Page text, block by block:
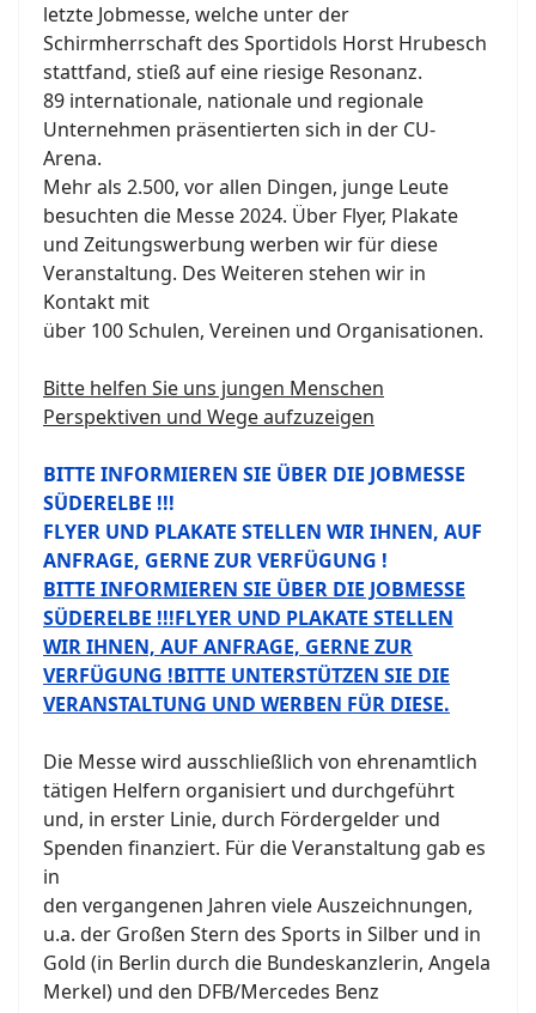
letzte Jobmesse, welche unter der
Schirmherrschaft des Sportidols Horst Hrubesch
stattfand, stieß auf eine riesige Resonanz.
89 internationale, nationale und regionale
Unternehmen präsentierten sich in der CU-
Arena.
Mehr als 2.500, vor allen Dingen, junge Leute
besuchten die Messe 2024. Über Flyer, Plakate
und Zeitungswerbung werben wir für diese
Veranstaltung. Des Weiteren stehen wir in
Kontakt mit
über 100 Schulen, Vereinen und Organisationen.
Bitte helfen Sie uns jungen Menschen
Perspektiven und Wege aufzuzeigen
BITTE INFORMIEREN SIE ÜBER DIE JOBMESSE
SÜDERELBE !!!
FLYER UND PLAKATE STELLEN WIR IHNEN, AUF
ANFRAGE, GERNE ZUR VERFÜGUNG !
BITTE INFORMIEREN SIE ÜBER DIE JOBMESSE
SÜDERELBE !!!FLYER UND PLAKATE STELLEN
WIR IHNEN, AUF ANFRAGE, GERNE ZUR
VERFÜGUNG !BITTE UNTERSTÜTZEN SIE DIE
VERANSTALTUNG UND WERBEN FÜR DIESE.
Die Messe wird ausschließlich von ehrenamtlich
tätigen Helfern organisiert und durchgeführt
und, in erster Linie, durch Fördergelder und
Spenden finanziert. Für die Veranstaltung gab es
in
den vergangenen Jahren viele Auszeichnungen,
u.a. der Großen Stern des Sports in Silber und in
Gold (in Berlin durch die Bundeskanzlerin, Angela
Merkel) und den DFB/Mercedes Benz